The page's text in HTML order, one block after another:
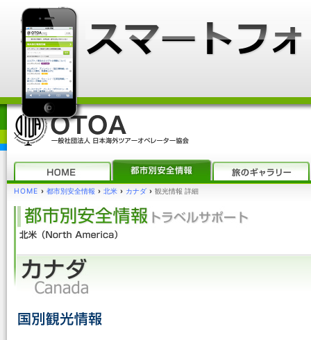
HOME › 都市別安全情報 › 北米 › カナダ › 観光情報 詳細